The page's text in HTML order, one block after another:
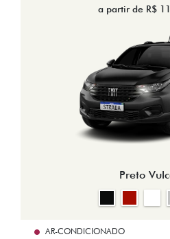
a partir de R$
Preto
AR-CONDICIONADO